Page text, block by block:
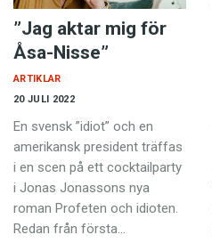
”Jag aktar mig för
Åsa-Nisse”
20 JULI 2022
ARTIKLAR
En svensk ”idiot” och en
amerikansk president träffas
i en scen på ett cocktailparty
i Jonas Jonassons nya
roman Profeten och idioten.
Redan från första…